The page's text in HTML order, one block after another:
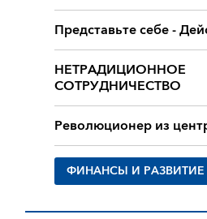
Представьте себе -
НЕТРАДИЦИОННОЕ
СОТРУДНИЧЕСТВО
Революционер из
ФИНАНСЫ И РАЗВИТИЕ